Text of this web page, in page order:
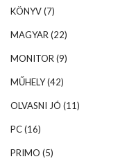
KÖNYV(7)
MAGYAR (22)
MONITOR (9)
MŰHELY(42)
OLVASNI JÓ (11)
PC(16)
PRIMO (5)